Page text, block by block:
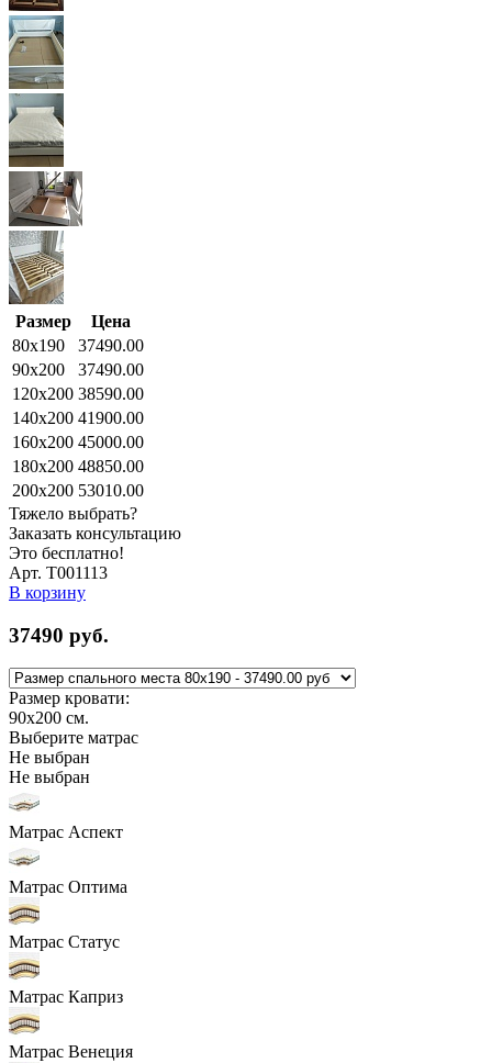
Размер
Цена
80x190
37490.00
90x200
37490.00
120x200 38590.00
140x200 41900.00
160x200 45000.00
180x200 48850.00
200x200 53010.00
Тяжело выбрать?
Заказать консультацию
Это бесплатно!
Арт. Т001113
В корзину
37490 руб.
Размер кровати:
90x200 см.
Выберите матрас
Не выбран
Не выбран
Матрас Аспект
Матрас Оптима
Матрас Статус
Матрас Каприз
Матрас Венеция